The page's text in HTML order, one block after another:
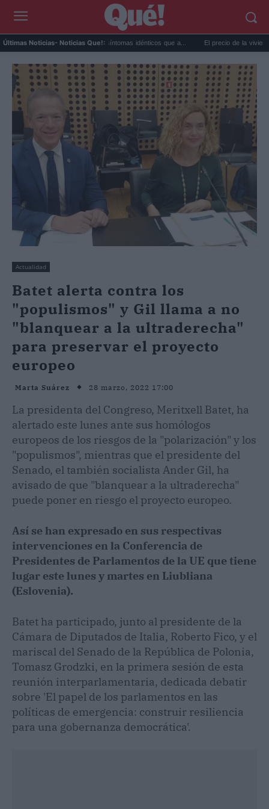
Últimas Noticias- Noticias Que!:
extremo y ansiedad: síntomas idénticos que a... El precio de la vivienda en
Actualidad
Batet alerta contra los
"populismos" y Gil llama a no
"blanquear a la ultraderecha"
para preservar el proyecto
europeo
Marta Suárez 28 marzo, 2022 17:00
La presidenta del Congreso, Meritxell Batet, ha
alertado este lunes ante sus homólogos
europeos de los riesgos de la "polarización" y los
"populismos", mientras que el presidente del
Senado, el también socialista Ander Gil, ha
avisado de que "blanquear a la ultraderecha"
puede poner en riesgo el proyecto europeo.
Así se han expresado en sus respectivas
intervenciones en la Conferencia de
Presidentes de Parlamentos de la UE que tiene
lugar este lunes y martes en Liubliana
(Eslovenia).
Batet ha participado, junto al presidente de la
Cámara de Diputados de Italia, Roberto Fico, y el
mariscal del Senado de la República de Polonia,
Tomasz Grodzki, en la primera sesión de esta
reunión interparlamentaria, dedicada debatir
sobre 'El papel de los parlamentos en las
políticas de emergencia: construir resiliencia
para una gobernanza democrática'.